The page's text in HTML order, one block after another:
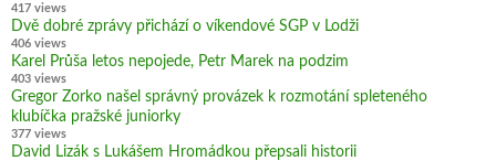
417 views
Dvě dobré zprávy přichází o víkendové SGP v Lodži
406 views
Karel Průša letos nepojede, Petr Marek na podzim
403 views
Gregor Zorko našel správný provázek k rozmotání spleteného
klubíčka pražské juniorky
377 views
David Lizák s Lukášem Hromádkou přepsali historii